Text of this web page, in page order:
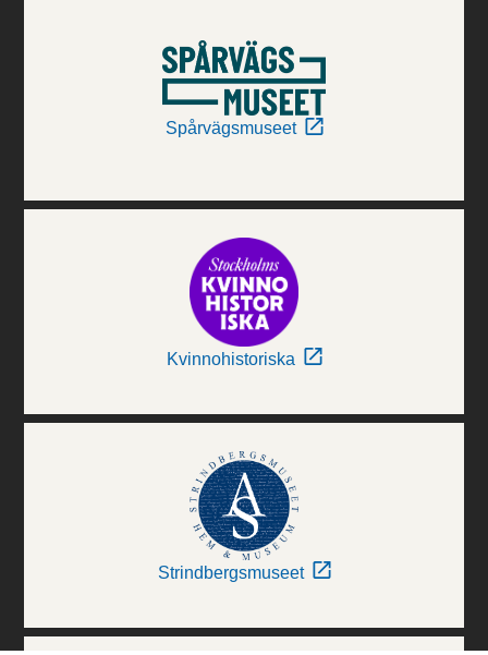
Spårvägsmuseet
Kvinnohistoriska
Strindbergsmuseet